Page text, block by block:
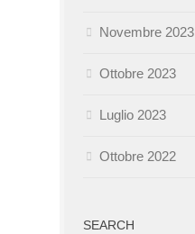
Novembre 2023
Ottobre 2023
Luglio 2023
Ottobre 2022
SEARCH